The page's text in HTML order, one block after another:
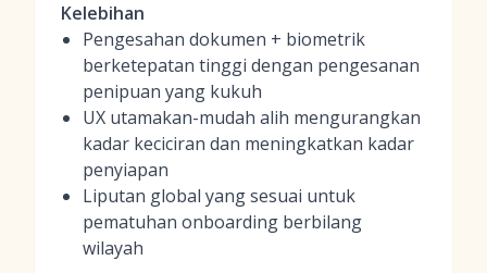
Kelebihan
Pengesahan dokumen + biometrik
berketepatan tinggi dengan pengesanan
penipuan yang kukuh
UX utamakan-mudah alih mengurangkan
kadar keciciran dan meningkatkan kadar
penyiapan
Liputan global yang sesuai untuk
pematuhan onboarding berbilang
wilayah